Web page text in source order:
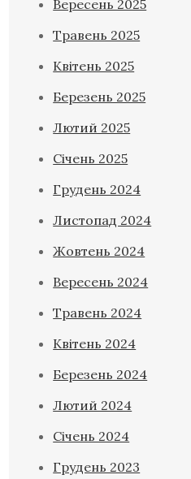
Вересень 2025
Травень 2025
Квітень 2025
Березень 2025
Лютий 2025
Січень 2025
Грудень 2024
Листопад 2024
Жовтень 2024
Вересень 2024
Травень 2024
Квітень 2024
Березень 2024
Лютий 2024
Січень 2024
Грудень 2023